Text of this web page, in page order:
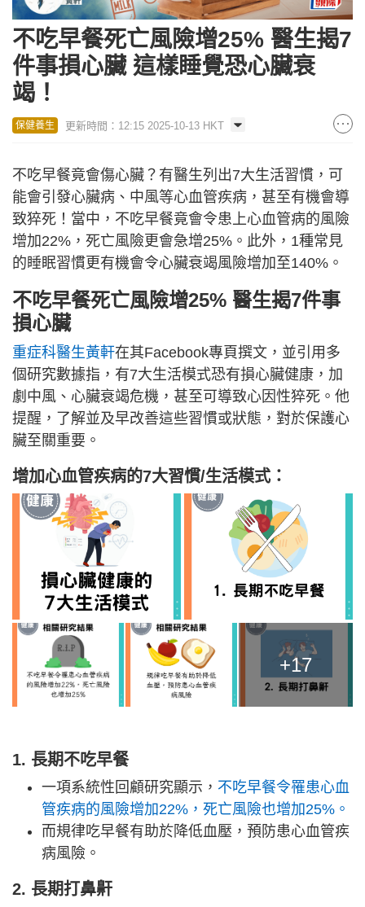
不吃早餐死亡風險增25% 醫生揭7
件事損心臟 這樣睡覺恐心臟衰
竭！
保健養生 更新時間：12:15 2025-10-13 HKT
不吃早餐竟會傷心臟？有醫生列出7大生活習慣，可
能會引發心臟病、中風等心血管疾病，甚至有機會導
致猝死！當中，不吃早餐竟會令患上心血管病的風險
增加22%，死亡風險更會急增25%。此外，1種常見
的睡眠習慣更有機會令心臟衰竭風險增加至140%。
不吃早餐死亡風險增25% 醫生揭7件事
損心臟
重症科醫生黃軒在其Facebook專頁撰文，並引用多
個研究數據指，有7大生活模式恐有損心臟健康，加
劇中風、心臟衰竭危機，甚至可導致心因性猝死。他
提醒，了解並及早改善這些習慣或狀態，對於保護心
臟至關重要。
增加心血管疾病的7大習慣/生活模式：
+17
1. 長期不吃早餐
一項系統性回顧研究顯示， 不吃早餐令罹患心血
管疾病的風險增加22%，死亡風險也增加25%。
而規律吃早餐有助於降低血壓，預防患心血管疾
病風險。
2. 長期打鼻鼾